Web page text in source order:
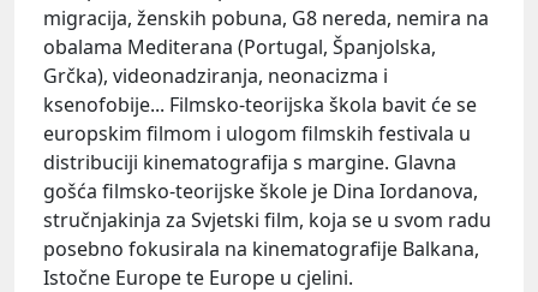
migracija, ženskih pobuna, G8 nereda, nemira na
obalama Mediterana (Portugal, Španjolska,
Grčka), videonadziranja, neonacizma i
ksenofobije... Filmsko-teorijska škola bavit će se
europskim filmom i ulogom filmskih festivala u
distribuciji kinematografija s margine. Glavna
gošća filmsko-teorijske škole je Dina Iordanova,
stručnjakinja za Svjetski film, koja se u svom radu
posebno fokusirala na kinematografije Balkana,
Istočne Europe te Europe u cjelini.